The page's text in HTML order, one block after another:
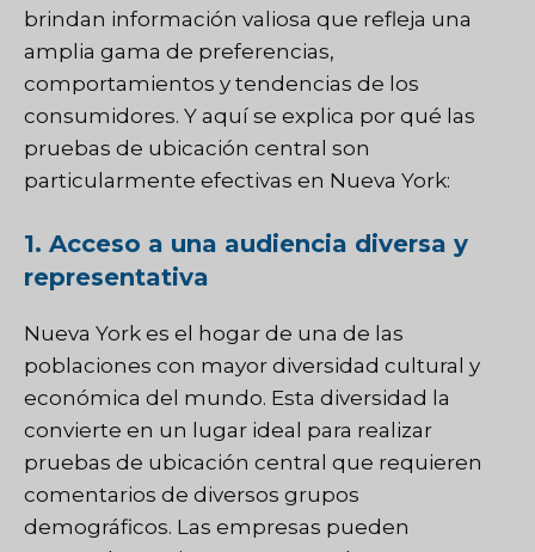
brindan información valiosa que refleja una
amplia gama de preferencias,
comportamientos y tendencias de los
consumidores. Y aquí se explica por qué las
pruebas de ubicación central son
particularmente efectivas en Nueva York:
1. Acceso a una audiencia diversa y
representativa
Nueva York es el hogar de una de las
poblaciones con mayor diversidad cultural y
económica del mundo. Esta diversidad la
convierte en un lugar ideal para realizar
pruebas de ubicación central que requieren
comentarios de diversos grupos
demográficos. Las empresas pueden